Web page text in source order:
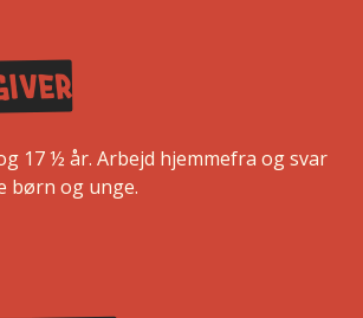
17 ½ år. Arbejd hjemmefra og svar
børn og unge.